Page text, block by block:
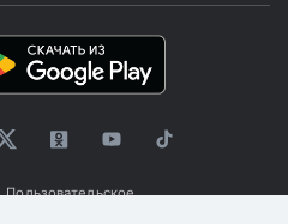
Пользовательское